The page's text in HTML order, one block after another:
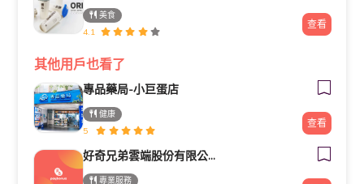
美食
4.1
查看
其他用戶也看了
專品藥局-小巨蛋店
健康
5
查看
好奇兄弟雲端股份有限公司｜Google行銷導客顧問・高雄台南行銷顧問
專業服務